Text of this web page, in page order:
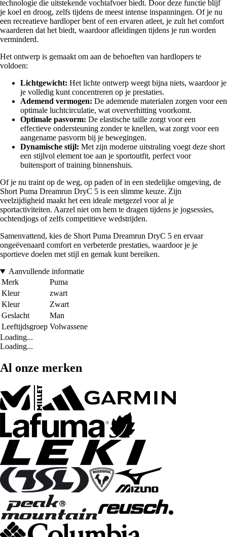
technologie die uitstekende vochtafvoer biedt. Door deze functie blijf
je koel en droog, zelfs tijdens de meest intense inspanningen. Of je nu
een recreatieve hardloper bent of een ervaren atleet, je zult het comfort
waarderen dat het biedt, waardoor afleidingen tijdens je run worden
verminderd.
Het ontwerp is gemaakt om aan de behoeften van hardlopers te
voldoen:
Lichtgewicht: Het lichte ontwerp weegt bijna niets, waardoor je
je volledig kunt concentreren op je prestaties.
Ademend vermogen: De ademende materialen zorgen voor een
optimale luchtcirculatie, wat oververhitting voorkomt.
Optimale pasvorm: De elastische taille zorgt voor een
effectieve ondersteuning zonder te knellen, wat zorgt voor een
aangename pasvorm bij je bewegingen.
Dynamische stijl: Met zijn moderne uitstraling voegt deze short
een stijlvol element toe aan je sportoutfit, perfect voor
buitensport of training binnenshuis.
Of je nu traint op de weg, op paden of in een stedelijke omgeving, de
Short Puma Dreamrun DryC 5 is een slimme keuze. Zijn
veelzijdigheid maakt het een ideale metgezel voor al je
sportactiviteiten. Aarzel niet om hem te dragen tijdens je jogsessies,
ochtendjogs of zelfs competitieve wedstrijden.
Samenvattend, kies de Short Puma Dreamrun DryC 5 en ervaar
ongeëvenaard comfort en verbeterde prestaties, waardoor je je
sportieve doelen met stijl en gemak kunt bereiken.
Aanvullende informatie
Merk
Puma
Kleur
zwart
Kleur
Zwart
Geslacht
Man
Leeftijdsgroep Volwassene
Loading...
Loading...
Al onze merken